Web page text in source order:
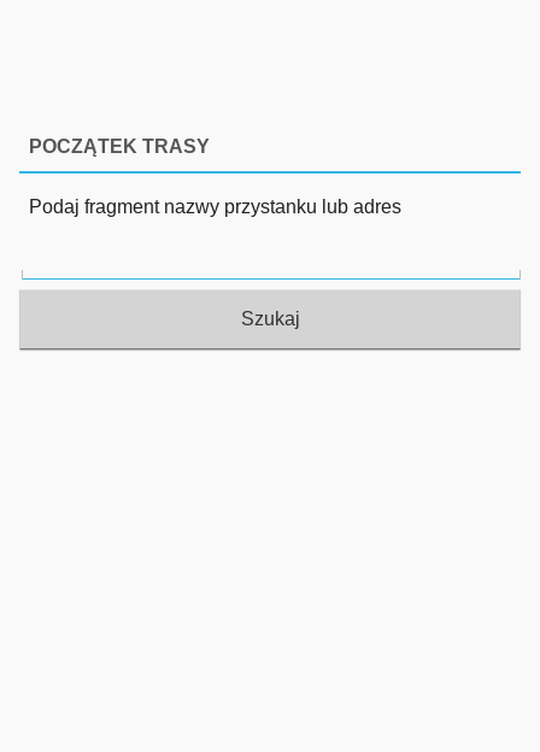
POCZĄTEK TRASY
Podaj fragment nazwy przystanku lub adres